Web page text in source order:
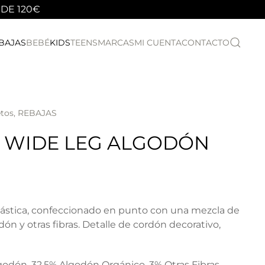
120€
BEBÉKIDSTEENSMARCASMI CUENTACONTACTO
, REBAJAS
LEG ALGODÓN
confeccionado en punto con una mezcla de
y otras fibras. Detalle de cordón decorativo,